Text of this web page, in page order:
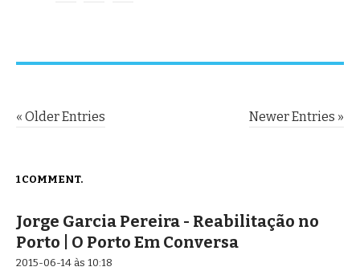
P
t
a
v
i
« Older Entries Newer Entries »
1 COMMENT.
Jorge Garcia Pereira - Reabilitação no
Porto | O Porto Em Conversa
2015-06-14 às 10:18